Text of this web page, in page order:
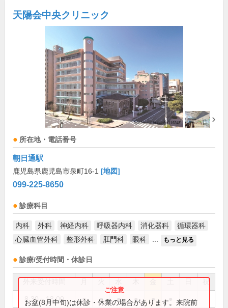
天陽会中央クリニック
所在地・電話番号
朝日通駅
鹿児島県鹿児島市泉町16-1 [地図]
099-225-8650
診療科目
内科 外科 神経内科 呼吸器内科 消化器科
循環器科
心臓血管外科
整形外科 肛門科 眼科 もっと見る
診療/受付時間・休診日
祝
8:30～13:00 ● ● ● ● ●
お盆(8月中旬)は休診・休業の場合があります。来院前